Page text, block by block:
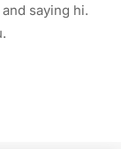
saying hi.